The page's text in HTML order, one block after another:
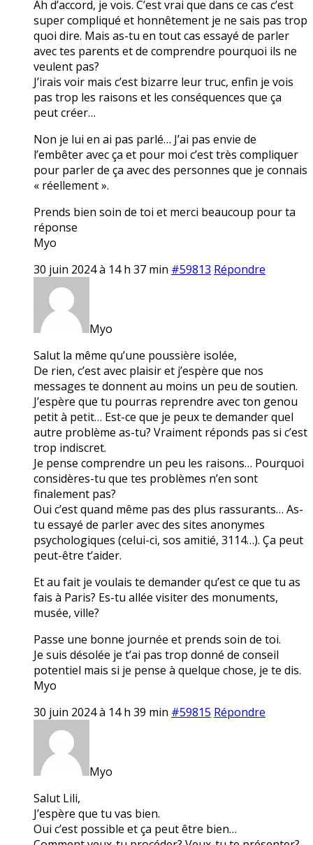
Ah d’accord, je vois. C’est vrai que dans ce cas c’est
super compliqué et honnêtement je ne sais pas trop
quoi dire. Mais as-tu en tout cas essayé de parler
avec tes parents et de comprendre pourquoi ils ne
veulent pas?
J’irais voir mais c’est bizarre leur truc, enfin je vois
pas trop les raisons et les conséquences que ça
peut créer…
Non je lui en ai pas parlé… J’ai pas envie de
l’embêter avec ça et pour moi c’est très compliquer
pour parler de ça avec des personnes que je connais
« réellement ».
Prends bien soin de toi et merci beaucoup pour ta
réponse
Myo
30 juin 2024 à 14 h 37 min #59813 Répondre
Myo
Salut la même qu’une poussière isolée,
De rien, c’est avec plaisir et j’espère que nos
messages te donnent au moins un peu de soutien.
J’espère que tu pourras reprendre avec ton genou
petit à petit… Est-ce que je peux te demander quel
autre problème as-tu? Vraiment réponds pas si c’est
trop indiscret.
Je pense comprendre un peu les raisons… Pourquoi
considères-tu que tes problèmes n’en sont
finalement pas?
Oui c’est quand même pas des plus rassurants… As-
tu essayé de parler avec des sites anonymes
psychologiques (celui-ci, sos amitié, 3114…). Ça peut
peut-être t’aider.
Et au fait je voulais te demander qu’est ce que tu as
fais à Paris? Es-tu allée visiter des monuments,
musée, ville?
Passe une bonne journée et prends soin de toi.
Je suis désolée je t’ai pas trop donné de conseil
potentiel mais si je pense à quelque chose, je te dis.
Myo
30 juin 2024 à 14 h 39 min #59815 Répondre
Myo
Salut Lili,
J’espère que tu vas bien.
Oui c’est possible et ça peut être bien…